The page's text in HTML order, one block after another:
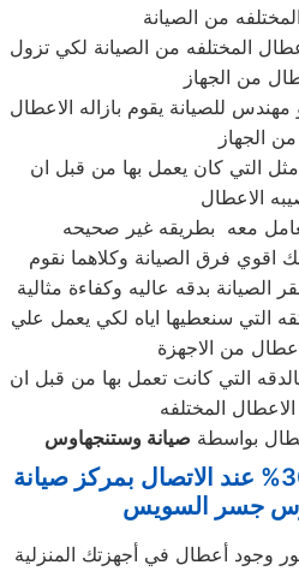
من الصيانة
المختلفه من الصيانة لكي تزول
من الجهاز
للصيانة يقوم بازاله الاعطال
من الجهاز
الاعطال
اقوي فرق الصيانة وكلاهما نقوم
الصيانة بدقه عاليه وكفاءة مثالية
التي سنعطيها اياه لكي يعمل علي
من الاجهزة
التي كانت تعمل بها من قبل ان
بواسطة صيانة وستنجهاوس
خصومات تصل الى 30% عند الاتصال بمركز صيانة
جسر السويس
وجود أعطال في أجهزتك المنزلية